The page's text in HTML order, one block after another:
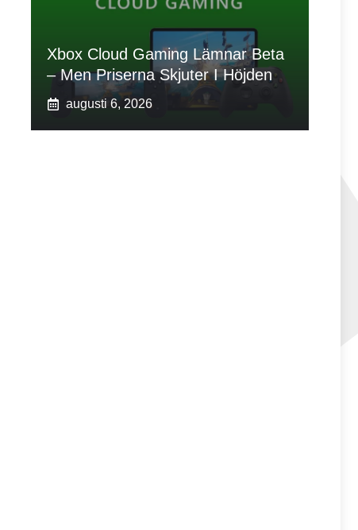
Xbox Cloud Gaming Lämnar Beta
– Men Priserna Skjuter I Höjden
augusti 6, 2026